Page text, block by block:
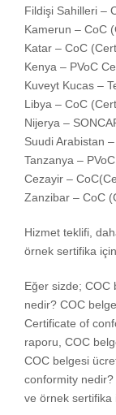
Fildişi Sahilleri –
Kamerun – CoC
Katar – CoC
Kenya – PVoC
Kuveyt Kucas –
Libya – CoC
Nijerya –
Suudi Arabistan
Tanzanya –
Cezayir –
Zanzibar – CoC
Hizmet teklifi,
örnek sertifika
Eğer sizde; COC
nedir? COC
Certificate of
raporu, COC
COC belgesi
conformity nedir?
ve örnek sertifika